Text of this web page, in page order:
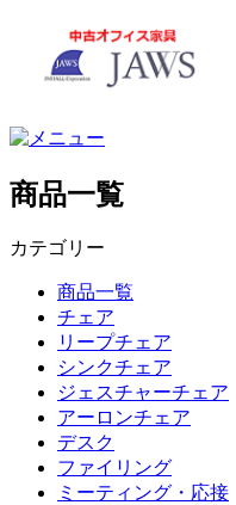
商品一覧
カテゴリー
商品一覧
チェア
リープチェア
シンクチェア
ジェスチャーチェア
アーロンチェア
デスク
ファイリング
ミーティング・応接